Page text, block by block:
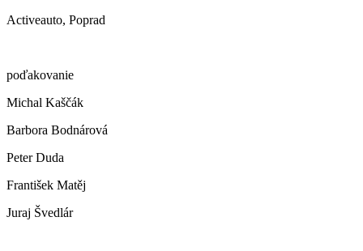
Activeauto, Poprad
poďakovanie
Michal Kaščák
Barbora Bodnárová
Peter Duda
František Matěj
Juraj Švedlár